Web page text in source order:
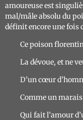
amoureuse est
mal/mâle absolu du
définit encore une fois
Ce poison
La dévoue, et ne
D’un cœur
Comme un
Qui fait l’amour